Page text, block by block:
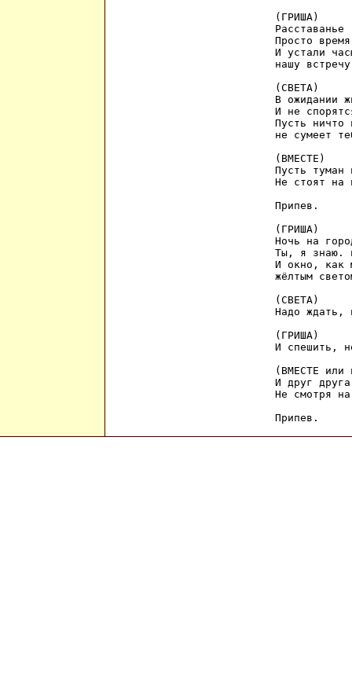
(ГРИША)
Просто
И устали
нашу
(СВЕТА)
В ожидании
И не
Пусть ничто
не сумеет
(ВМЕСТЕ)
Пусть туман
Не стоят на
Припев.
(ГРИША)
Ночь на
Ты, я знаю.
И окно, как
жёлтым
(СВЕТА)
Надо ждать,
(ГРИША)
И спешить,
(ВМЕСТЕ или
И друг
Не смотря